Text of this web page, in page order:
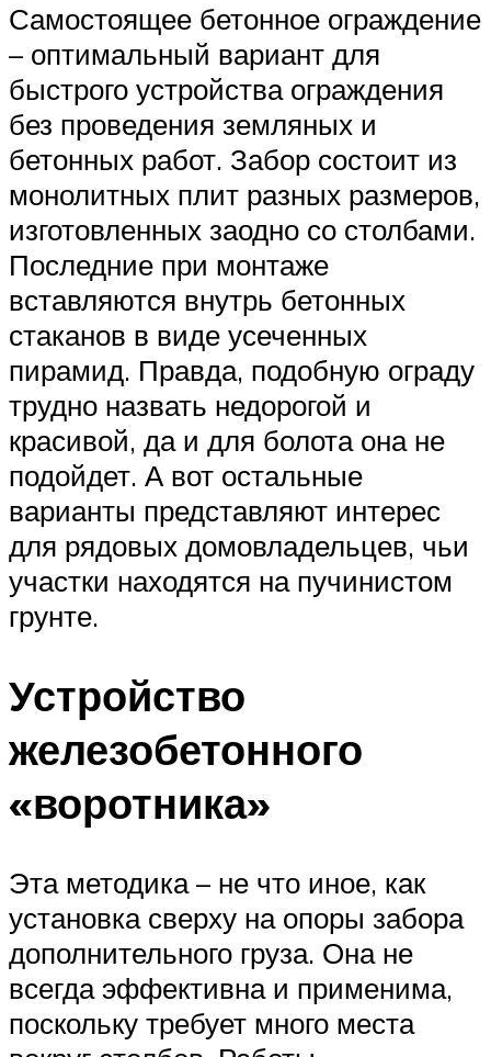
Самостоящее бетонное ограждение
– оптимальный вариант для
быстрого устройства ограждения
без проведения земляных и
бетонных работ. Забор состоит из
монолитных плит разных размеров,
изготовленных заодно со столбами.
Последние при монтаже
вставляются внутрь бетонных
стаканов в виде усеченных
пирамид. Правда, подобную ограду
трудно назвать недорогой и
красивой, да и для болота она не
подойдет. А вот остальные
варианты представляют интерес
для рядовых домовладельцев, чьи
участки находятся на пучинистом
грунте.
Устройство
железобетонного
«воротника»
Эта методика – не что иное, как
установка сверху на опоры забора
дополнительного груза. Она не
всегда эффективна и применима,
поскольку требует много места